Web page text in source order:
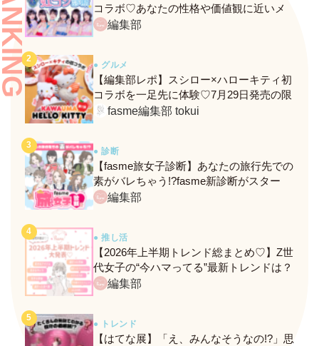
コラボ♡あなたの性格や価値観に近いメ
ンバーがわかる、fasmeの新診断がスター
編集部
● グルメ
【編集部レポ】スシロー×ハローキティ初
コラボを一足先に体験♡7月29日発売の限
定メニュー＆グッズをレポ！
fasme編集部 tokui
● 診断
【fasme旅女子診断】あなたの旅行先での
素がバレちゃう!?fasme新診断がスター
ト！編集部
● 推し活
【2026年上半期トレンド総まとめ♡】Z世
代女子の“今ハマってる”最新トレンドは？
ネクストバズ予報もチェック♪
編集部
● トレンド
【はてな展】「え、みんなそうなの!?」思